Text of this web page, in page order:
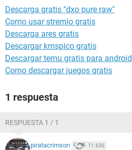
Descarga gratis "dxo pure raw"
Como usar stremio gratis
Descarga ares gratis
Descargar kmspico gratis
Descargar temu gratis para android
Como descargar juegos gratis
1 respuesta
RESPUESTA 1 / 1
piratacrimson 11.636